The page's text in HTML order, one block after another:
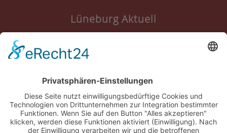
Lüneburg Aktuell
Nutzungsbedingungen
Über Uns
Datenschutz